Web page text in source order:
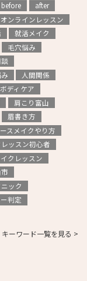
before
after
オンラインレッスン
就活メイク
毛穴悩み
人間関係
ディケア
肩こり富山
眉書き方
スメイクやり方
レッスン初心者
クレッスン
ック
判定
キーワード一覧を見る >